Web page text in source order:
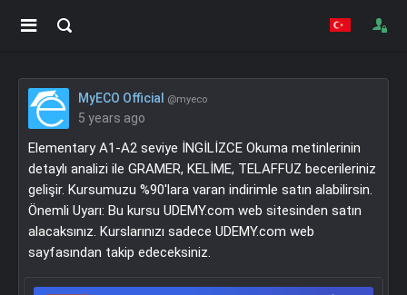
MyECO Official @myeco
5 years ago
Elementary A1-A2 seviye İNGİLİZCE Okuma metinlerinin
detaylı analizi ile GRAMER, KELİME, TELAFFUZ becerileriniz
gelişir. Kursumuzu %90'lara varan indirimle satın alabilirsin.
Önemli Uyarı: Bu kursu UDEMY.com web sitesinden satın
alacaksınız. Kurslarınızı sadece UDEMY.com web
sayfasından takip edeceksiniz.